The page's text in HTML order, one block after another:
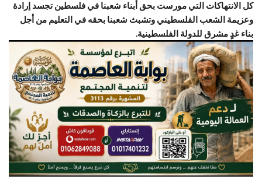
كل الانتهاكات التي مورست بحق أبناء شعبنا في فلسطين تجسد إرادة
وعزيمة الشعب الفلسطيني وتشبث شعبنا بحقه في التعليم من أجل
بناء غدٍ مشرق للدولة الفلسطينية.